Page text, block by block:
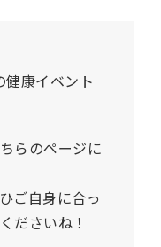
康イベント
らのページに
ご自身に合っ
ださいね！